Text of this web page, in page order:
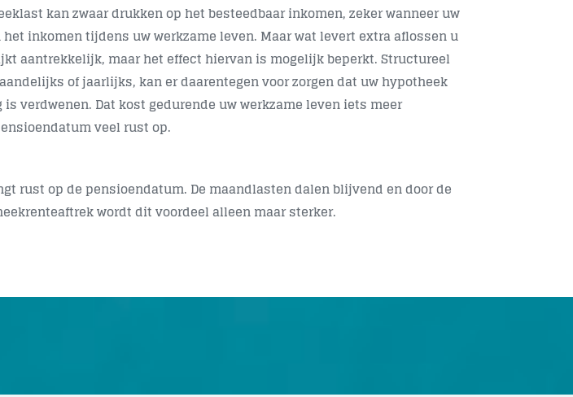
kan zwaar drukken op het besteedbaar inkomen, zeker wanneer uw
inkomen tijdens uw werkzame leven. Maar wat levert extra aflossen u
aantrekkelijk, maar het effect hiervan is mogelijk beperkt. Structureel
of jaarlijks, kan er daarentegen voor zorgen dat uw hypotheek
verdwenen. Dat kost gedurende uw werkzame leven iets meer
veel rust op.
rust op de pensioendatum. De maandlasten dalen blijvend en door de
wordt dit voordeel alleen maar sterker.